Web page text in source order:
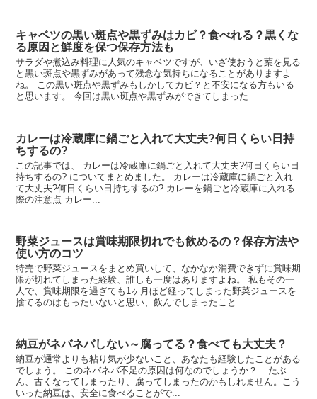
キャベツの黒い斑点や黒ずみはカビ？食べれる？黒くな
る原因と鮮度を保つ保存方法も
サラダや煮込み料理に人気のキャベツですが、いざ使おうと葉を見る
と黒い斑点や黒ずみがあって残念な気持ちになることがありますよ
ね。 この黒い斑点や黒ずみもしかしてカビ？と不安になる方もいる
と思います。 今回は黒い斑点や黒ずみができてしまった...
カレーは冷蔵庫に鍋ごと入れて大丈夫?何日くらい日持
ちするの?
この記事では、 カレーは冷蔵庫に鍋ごと入れて大丈夫?何日くらい日
持ちするの? についてまとめました。 カレーは冷蔵庫に鍋ごと入れ
て大丈夫?何日くらい日持ちするの? カレーを鍋ごと冷蔵庫に入れる
際の注意点 カレー...
野菜ジュースは賞味期限切れでも飲めるの？保存方法や
使い方のコツ
特売で野菜ジュースをまとめ買いして、なかなか消費できずに賞味期
限が切れてしまった経験、誰しも一度はありますよね。 私もその一
人で、賞味期限を過ぎても1ヶ月ほど経ってしまった野菜ジュースを
捨てるのはもったいないと思い、飲んでしまったこと...
納豆がネバネバしない～腐ってる？食べても大丈夫？
納豆が通常よりも粘り気が少ないこと、あなたも経験したことがある
でしょう。 このネバネバ不足の原因は何なのでしょうか？ たぶ
ん、古くなってしまったり、腐ってしまったのかもしれません。こう
いった納豆は、安全に食べることがで...